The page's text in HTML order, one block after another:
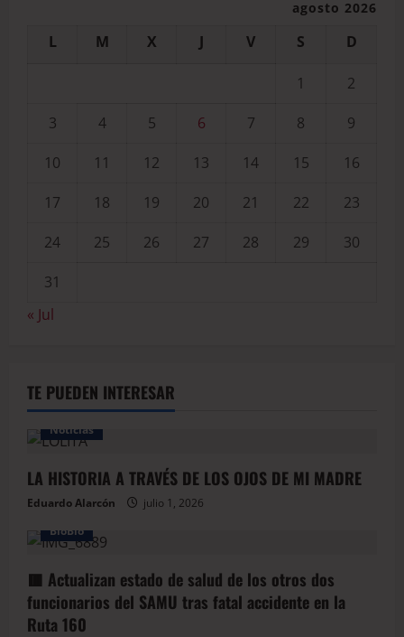
agosto 2026
L M X J V S D
1
2
3
4 5 6 7 8
9
10
11 12 13 14 15
16
17
18 19 20 21 22
23
24
25 26 27 28 29
30
31
« Jul
TE PUEDEN INTERESAR
Noticias
LA HISTORIA A TRAVÉS DE LOS OJOS DE MI MADRE
Eduardo Alarcón
julio 1, 2026
BioBio
🟥 Actualizan estado de salud de los otros dos
funcionarios del SAMU tras fatal accidente en la
Ruta 160